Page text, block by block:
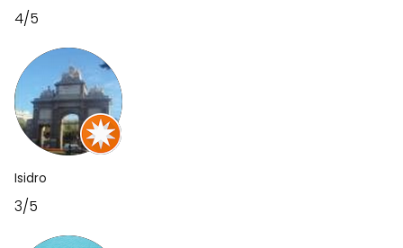
4/5
Isidro
3/5